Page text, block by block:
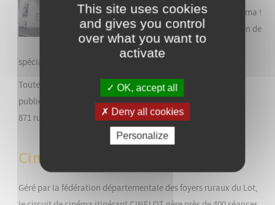
fonction de salle de cinéma !
Il sera ouvert à l'occasion de
certains évènements
spéciaux.
Toutes les informations concernant ces événements seront
publiés sur
cette page!
871 rue Émile-Zola - 46000 Cahors
Ciné Lot
Géré par la fédération départementale des foyers ruraux du Lot,
This site uses cookies
and gives you control
over what you want to
activate
OK, accept all
Deny all cookies
Personalize